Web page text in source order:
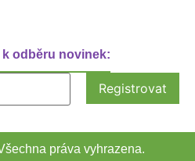
k odběru novinek:
práva vyhrazena.